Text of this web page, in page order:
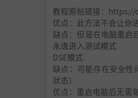
教程原帖链接：
优点：此方法不会让你
缺点：但是在电脑重启
永逸进入测试模式
DSE模式
缺点：可能存在安全性
状态）
优点：重启电脑后无需